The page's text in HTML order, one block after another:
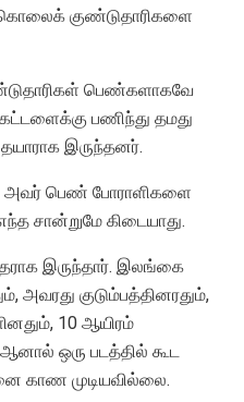
குண்டுதாரிகளை
பெண்களாகவே
பணிந்து தமது
இருந்தனர்.
அவர் பெண் போராளிகளை
சான்றுமே கிடையாது.
இருந்தார். இலங்கை
அவரது குடும்பத்தினரதும்,
10 ஆயிரம்
ஒரு படத்தில் கூட
காண முடியவில்லை.